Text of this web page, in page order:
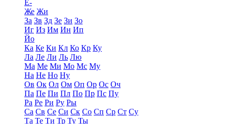
Е-
Же Жи
За Зв Зд Зе Зи Зо
Иг Из Им Ин Ип
Йо
Ка Ке Ки Кл Ко Кр Ку
Ла Ле Ли Ль Лю
Ма Ме Ми Мо Мс Му
На Не Но Ну
Ов Ок Ол Ом Оп Ор Ос Оч
Па Пе Пи Пл По Пр Пс Пу
Ра Ре Ри Ру Ры
Са Св Се Си Ск Со Сп Ср Ст Су
Та Те Ти Тр Ту Ты